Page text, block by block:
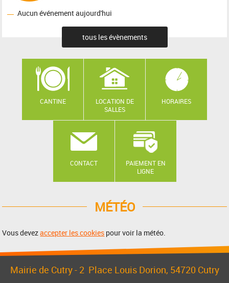
Aucun événement aujourd'hui
tous les évènements
CANTINE
LOCATION DE
SALLES
HORAIRES
CONTACT
PAIEMENT EN
LIGNE
MÉTÉO
Vous devezaccepter les cookies pour voir la météo.
Mairie de Cutry - 2 Place Louis Dorion, 54720 Cutry